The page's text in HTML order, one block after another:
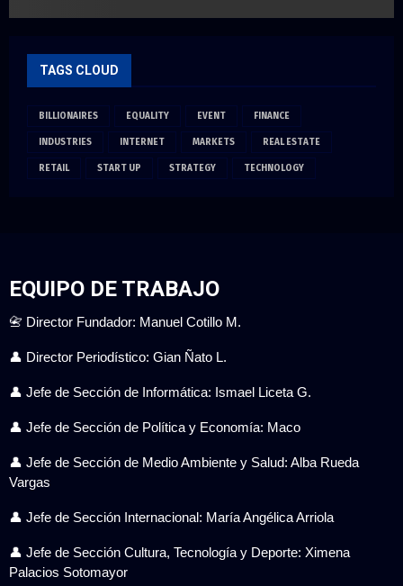
TAGS CLOUD
BILLIONAIRES EQUALITY EVENT FINANCE
INDUSTRIES INTERNET MARKETS REAL ESTATE
RETAIL START UP STRATEGY TECHNOLOGY
EQUIPO DE TRABAJO
📇 Director Fundador: Manuel Cotillo M.
👤 Director Periodístico: Gian Ñato L.
👤 Jefe de Sección de Informática: Ismael Liceta G.
👤 Jefe de Sección de Política y Economía: Maco
👤 Jefe de Sección de Medio Ambiente y Salud: Alba Rueda
Vargas
👤 Jefe de Sección Internacional: María Angélica Arriola
👤 Jefe de Sección Cultura, Tecnología y Deporte: Ximena
Palacios Sotomayor